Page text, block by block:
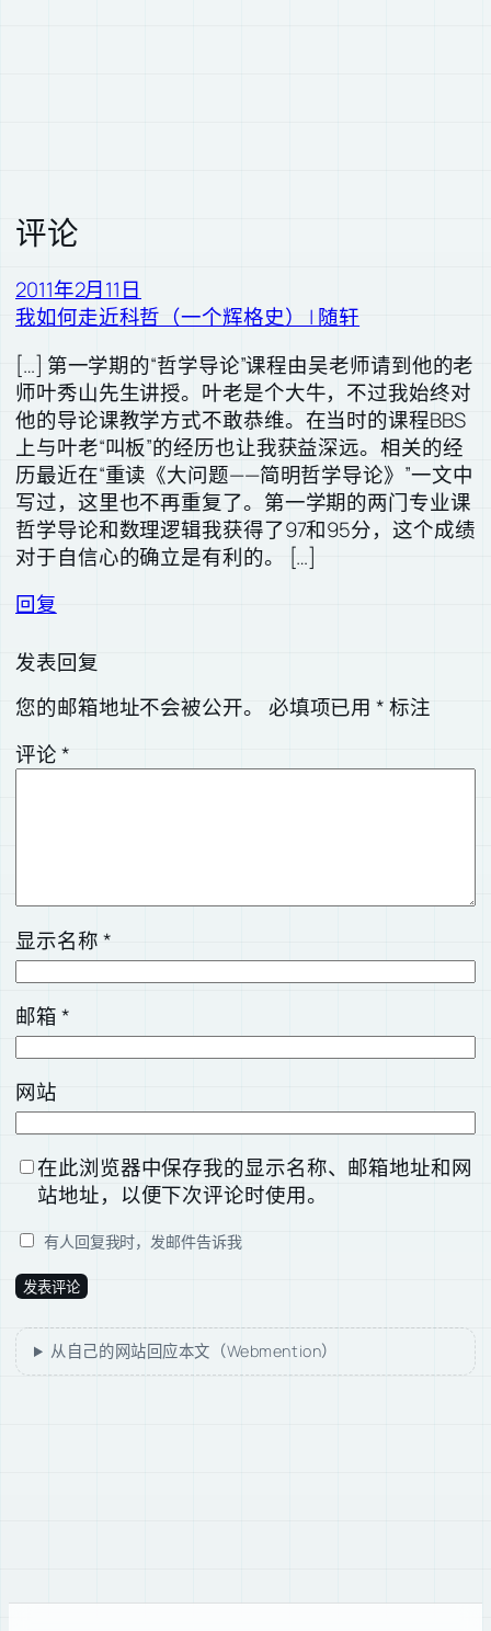
评论
2011年2月11日
我如何走近科哲（一个辉格史） | 随轩
[…] 第一学期的“哲学导论”课程由吴老师请到他的老
师叶秀山先生讲授。叶老是个大牛，不过我始终对
他的导论课教学方式不敢恭维。在当时的课程BBS
上与叶老“叫板”的经历也让我获益深远。相关的经
历最近在“重读《大问题——简明哲学导论》”一文中
写过，这里也不再重复了。第一学期的两门专业课
哲学导论和数理逻辑我获得了97和95分，这个成绩
对于自信心的确立是有利的。 […]
回复
发表回复
您的邮箱地址不会被公开。
必填项已用*标注
评论*
显示名称*
邮箱*
网站
在此浏览器中保存我的显示名称、邮箱地址和网
站地址，以便下次评论时使用。
有人回复我时，发邮件告诉我
从自己的网站回应本文（Webmention）